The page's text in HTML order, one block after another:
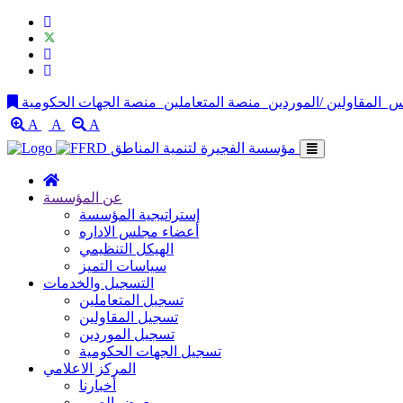
المقاولين /الموردين منصة المتعاملين
A
A
A
عن المؤسسة
إستراتيجية المؤسسة
أعضاء مجلس الاداره
الهيكل التنظيمي
سياسات التميز
التسجيل والخدمات
تسجيل المتعاملين
تسجيل المقاولين
تسجيل الموردين
تسجيل الجهات الحكومية
المركز الاعلامي
أخبارنا